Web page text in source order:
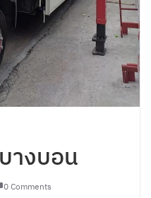
างบอน
0 Comments